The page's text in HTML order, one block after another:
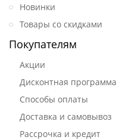
Новинки
Товары со скидками
Покупателям
Акции
Дисконтная программа
Способы оплаты
Доставка и самовывоз
Рассрочка и кредит